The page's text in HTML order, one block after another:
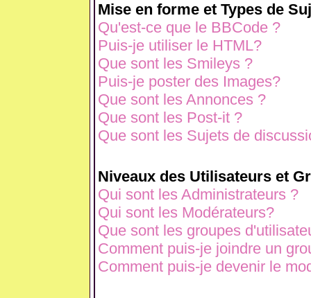
Mise en forme et Types de
Qu'est-ce que le BBCode ?
Puis-je utiliser le HTML?
Que sont les Smileys ?
Puis-je poster des Images?
Que sont les Annonces ?
Que sont les Post-it ?
Que sont les Sujets de
Niveaux des Utilisateurs et
Qui sont les Administrateurs ?
Qui sont les Modérateurs?
Que sont les groupes
Comment puis-je joindre un
Comment puis-je devenir le